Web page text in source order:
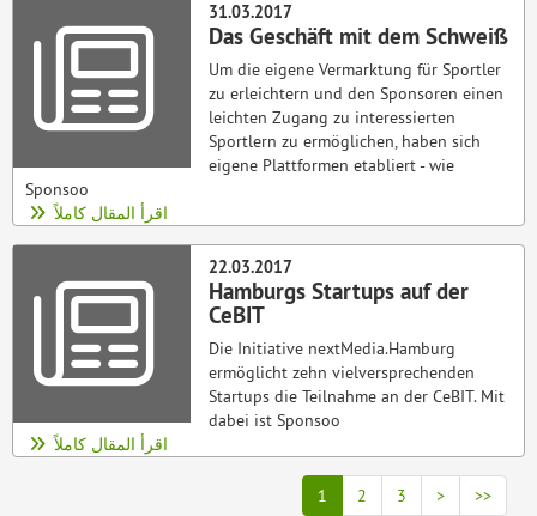
31.03.2017
Das Geschäft mit dem Schweiß
Um die eigene Vermarktung für Sportler
zu erleichtern und den Sponsoren einen
leichten Zugang zu interessierten
Sportlern zu ermöglichen, haben sich
eigene Plattformen etabliert - wie
Sponsoo
اقرأ المقال كاملاً
22.03.2017
Hamburgs Startups auf der
CeBIT
Die Initiative nextMedia.Hamburg
ermöglicht zehn vielversprechenden
Startups die Teilnahme an der CeBIT. Mit
dabei ist Sponsoo
اقرأ المقال كاملاً
1 2 3 > >>